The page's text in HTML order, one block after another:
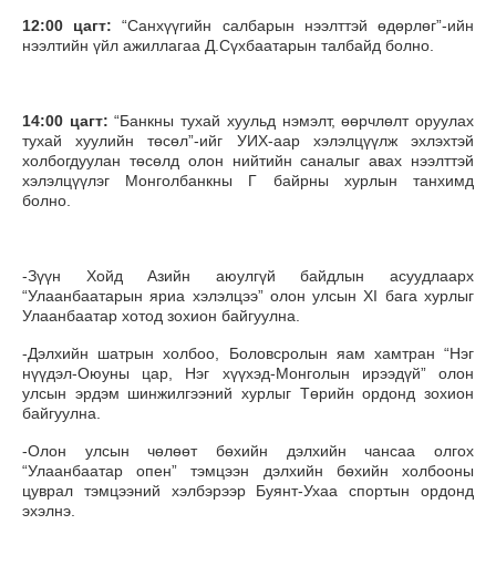
12:00 цагт: “Санхүүгийн салбарын нээлттэй өдөрлөг”-ийн
нээлтийн үйл ажиллагаа Д.Сүхбаатарын талбайд болно.
14:00 цагт: “Банкны тухай хуульд нэмэлт, өөрчлөлт оруулах
тухай хуулийн төсөл”-ийг УИХ-аар хэлэлцүүлж эхлэхтэй
холбогдуулан төсөлд олон нийтийн саналыг авах нээлттэй
хэлэлцүүлэг Монголбанкны Г байрны хурлын танхимд
болно.
-Зүүн Хойд Азийн аюулгүй байдлын асуудлаарх
“Улаанбаатарын яриа хэлэлцээ” олон улсын XI бага хурлыг
Улаанбаатар хотод зохион байгуулна.
-Дэлхийн шатрын холбоо, Боловсролын яам хамтран “Нэг
нүүдэл-Оюуны цар, Нэг хүүхэд-Монголын ирээдүй” олон
улсын эрдэм шинжилгээний хурлыг Төрийн ордонд зохион
байгуулна.
-Олон улсын чөлөөт бөхийн дэлхийн чансаа олгох
“Улаанбаатар опен” тэмцээн дэлхийн бөхийн холбооны
цуврал тэмцээний хэлбэрээр Буянт-Ухаа спортын ордонд
эхэлнэ.